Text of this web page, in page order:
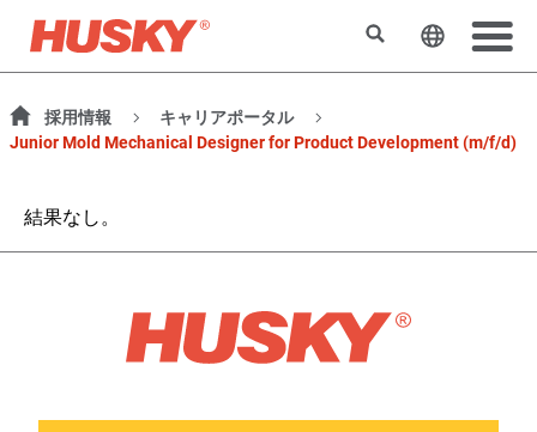
検索 ウェブサ
採用情報
キャリアポータル
Junior Mold Mechanical Designer for Product Development (m/f/d)
結果なし。